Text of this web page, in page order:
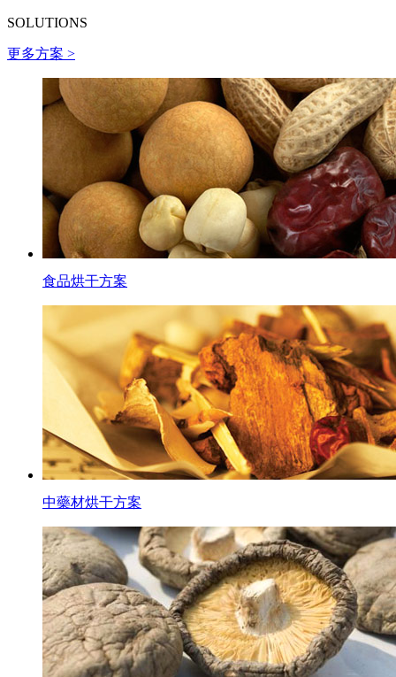
SOLUTIONS
更多方案 >
食品烘干方案
中藥材烘干方案